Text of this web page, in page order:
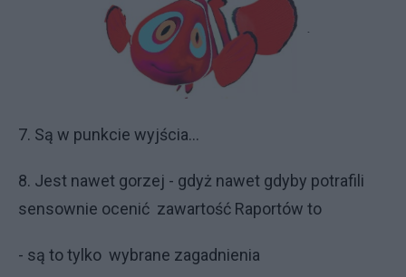
7. Są w punkcie wyjścia...
8. Jest nawet gorzej - gdyż nawet gdyby potrafili
sensownie ocenić zawartość Raportów to
- są to tylko wybrane zagadnienia